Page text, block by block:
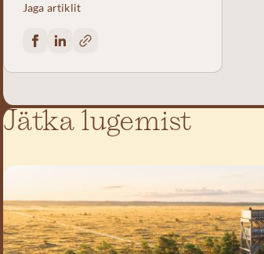
Jaga artiklit
Jätka lugemist